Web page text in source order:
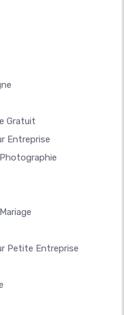
Gratuit
Entreprise
Petite Entreprise